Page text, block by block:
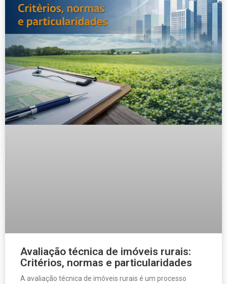
Avaliação técnica de imóveis rurais:
Critérios, normas e particularidades
A avaliação técnica de imóveis rurais é um processo